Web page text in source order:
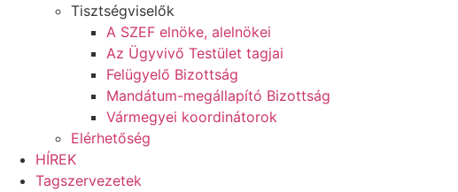
Tisztségviselők
A SZEF elnöke, alelnökei
Az Ügyvivő Testület tagjai
Felügyelő Bizottság
Mandátum-megállapító Bizottság
Vármegyei koordinátorok
Elérhetőség
HÍREK
Tagszervezetek